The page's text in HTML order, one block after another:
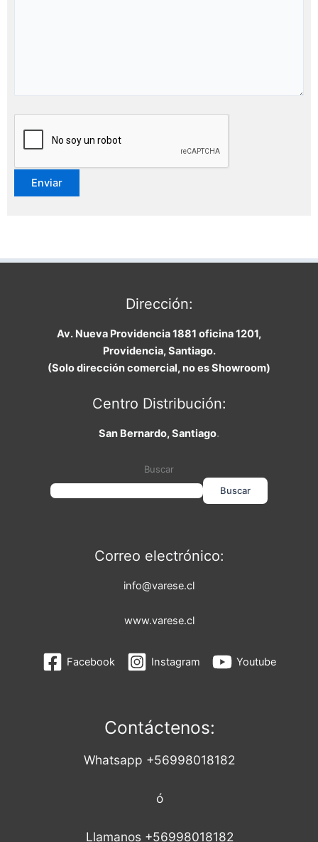
Dirección:
Av. Nueva Providencia 1881 oficina 1201,
Providencia, Santiago.
(Solo dirección comercial, no es Showroom)
Centro Distribución:
San Bernardo, Santiago.
Buscar
Buscar
Correo electrónico:
info@varese.cl
www.varese.cl
Facebook Instagram Youtube
Contáctenos:
Whatsapp +56998018182
ó
Llamanos +56998018182